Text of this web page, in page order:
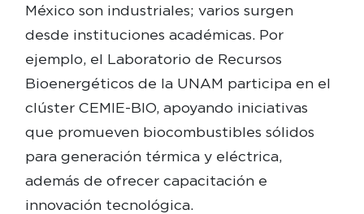
México son industriales; varios surgen
desde instituciones académicas. Por
ejemplo, el Laboratorio de Recursos
Bioenergéticos de la UNAM participa en el
clúster CEMIE-BIO, apoyando iniciativas
que promueven biocombustibles sólidos
para generación térmica y eléctrica,
además de ofrecer capacitación e
innovación tecnológica.